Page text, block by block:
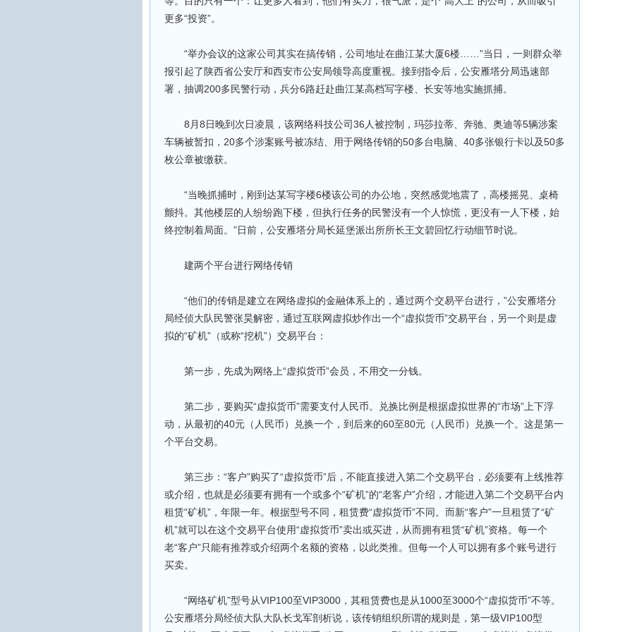
更多“投资”。
“举办会议的这家公司其实在搞传销，公司地址在曲江某大厦6楼……”当日，一则群众举
报引起了陕西省公安厅和西安市公安局领导高度重视。接到指令后，公安雁塔分局迅速部
署，抽调200多民警行动，兵分6路赶赴曲江某高档写字楼、长安等地实施抓捕。
8月8日晚到次日凌晨，该网络科技公司36人被控制，玛莎拉蒂、奔驰、奥迪等5辆涉案
车辆被暂扣，20多个涉案账号被冻结、用于网络传销的50多台电脑、40多张银行卡以及50多
枚公章被缴获。
“当晚抓捕时，刚到达某写字楼6楼该公司的办公地，突然感觉地震了，高楼摇晃、桌椅
颤抖。其他楼层的人纷纷跑下楼，但执行任务的民警没有一个人惊慌，更没有一人下楼，始
终控制着局面。”日前，公安雁塔分局长延堡派出所所长王文碧回忆行动细节时说。
建两个平台进行网络传销
“他们的传销是建立在网络虚拟的金融体系上的，通过两个交易平台进行，”公安雁塔分
局经侦大队民警张昊解密，通过互联网虚拟炒作出一个“虚拟货币”交易平台，另一个则是虚
拟的“矿机”（或称“挖机”）交易平台：
第一步，先成为网络上“虚拟货币”会员，不用交一分钱。
第二步，要购买“虚拟货币”需要支付人民币。兑换比例是根据虚拟世界的“市场”上下浮
动，从最初的40元（人民币）兑换一个，到后来的60至80元（人民币）兑换一个。这是第一
个平台交易。
第三步：“客户”购买了“虚拟货币”后，不能直接进入第二个交易平台，必须要有上线推荐
或介绍，也就是必须要有拥有一个或多个“矿机”的“老客户”介绍，才能进入第二个交易平台内
租赁“矿机”，年限一年。根据型号不同，租赁费“虚拟货币”不同。而新“客户”一旦租赁了“矿
机”就可以在这个交易平台使用“虚拟货币”卖出或买进，从而拥有租赁“矿机”资格。每一个
老“客户”只能有推荐或介绍两个名额的资格，以此类推。但每一个人可以拥有多个账号进行
买卖。
“网络矿机”型号从VIP100至VIP3000，其租赁费也是从1000至3000个“虚拟货币”不等。
公安雁塔分局经侦大队大队长戈军剖析说，该传销组织所谓的规则是，第一级VIP100型